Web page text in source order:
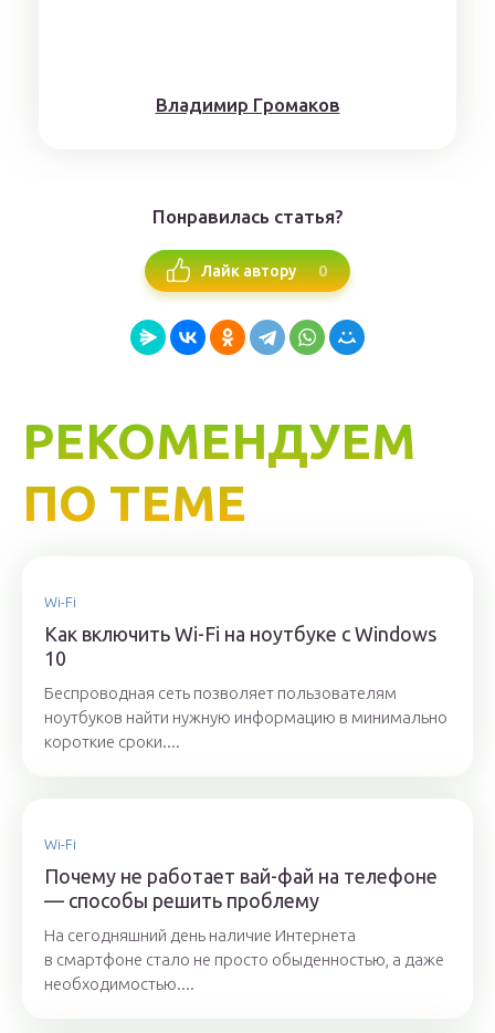
Влaдимиp Гpoмaкoв
Понравилась статья?
Лайк автору 0
РЕКОМЕНДУЕМ
ПО ТЕМЕ
Wi-Fi
Как включить Wi-Fi на ноутбуке с Windows
10
Беспроводная сеть позволяет пользователям
ноутбуков найти нужную информацию в минимально
короткие сроки....
Wi-Fi
Почему не работает вай-фай на телефоне
— способы решить проблему
На сегодняшний день наличие Интернета
в смартфоне стало не просто обыденностью, а даже
необходимостью....